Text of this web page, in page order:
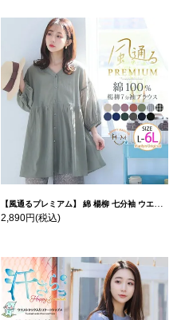
【風通るプレミアム】 綿 楊柳 七分袖 ウエストギャザー ブラウス | 大きいサイズの通販ならハッピーマリリン
2,890円(税込)